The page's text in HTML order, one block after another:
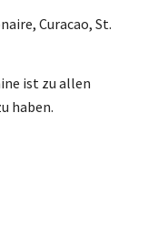
Curacao, St.
ist zu allen
haben.